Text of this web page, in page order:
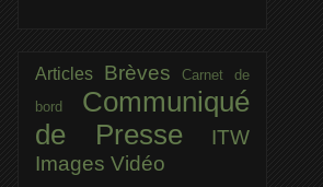
Articles BrèvesCarnet de
bord Communiqué
de Presse
ITW
Images Vidéo